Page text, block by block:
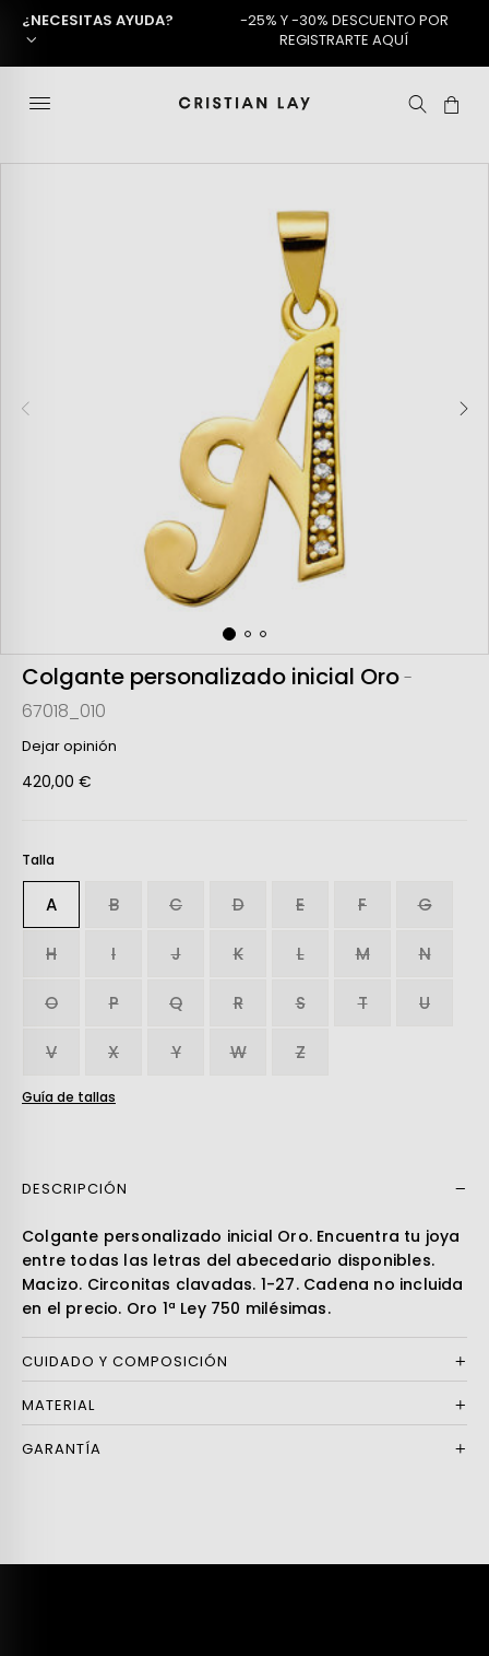
¿NECESITAS AYUDA?
-25% Y -30% DESCUENTO POR
REGISTRARTE AQUÍ
Colgante personalizado inicial Oro-
67018_010
Dejar opinión
420,00 €
Talla
A B C D E F G
H I J K L M N
O P Q R S T U
V X Y W Z
Guía de tallas
DESCRIPCIÓN
Colgante personalizado inicial Oro. Encuentra tu joya
entre todas las letras del abecedario disponibles.
Macizo. Circonitas clavadas. 1-27. Cadena no incluida
en el precio. Oro 1ª Ley 750 milésimas.
CUIDADO Y COMPOSICIÓN
MATERIAL
GARANTÍA